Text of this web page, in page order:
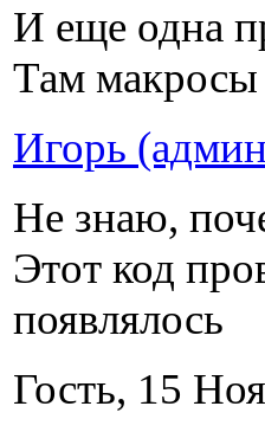
И еще одна
Там макросы
Игорь
Не знаю,
Этот код
появлялось
Гость, 15